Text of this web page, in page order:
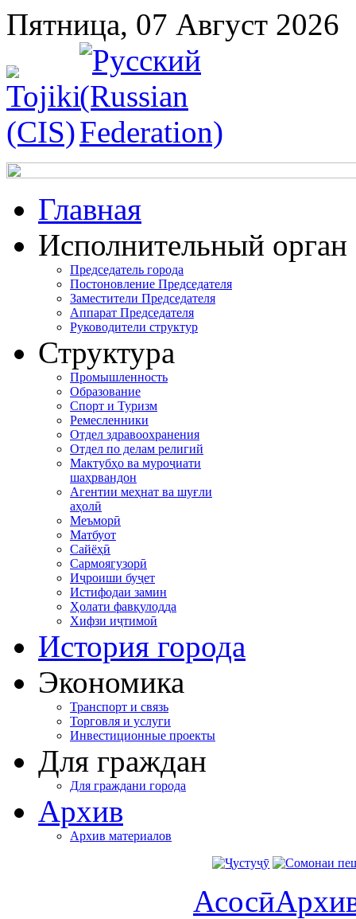
Пятница, 07 Август 2026
Главная
Исполнительный орган
Председатель города
Постоновление Председателя
Заместители Председателя
Аппарат Председателя
Руководители структур
Структура
Промышленность
Образование
Спорт и Туризм
Ремесленники
Отдел здравоохранения
Отдел по делам религий
Мактубҳо ва муроҷиати
шаҳрвандон
Агентии меҳнат ва шуғли
аҳолӣ
Меъморӣ
Матбуот
Сайёҳӣ
Сармоягузорӣ
Иҷроиши буҷет
Истифодаи замин
Ҳолати фавқулодда
Хифзи иҷтимоӣ
История города
Экономика
Транспорт и связь
Торговля и услуги
Инвестиционные проекты
Для граждан
Для граждани города
Архив
Архив материалов
Асосӣ